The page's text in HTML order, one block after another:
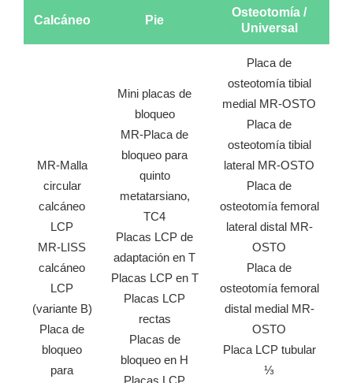
Calcáneo Pie
Osteotomía /
Universal
MR-Malla
circular
calcáneo
LCP
MR-LISS
calcáneo
LCP
(variante B)
Placa de
bloqueo
para
Mini placas de
bloqueo
MR-Placa de
bloqueo para
quinto
metatarsiano,
TC4
Placas LCP de
adaptación en T
Placas LCP en T
Placas LCP
rectas
Placas de
bloqueo en H
Placa de
osteotomía tibial
medial MR-OSTO
Placa de
osteotomía tibial
lateral MR-OSTO
Placa de
osteotomía femoral
lateral distal MR-
OSTO
Placa de
osteotomía femoral
distal medial MR-
OSTO
Placa LCP tubular
⅓